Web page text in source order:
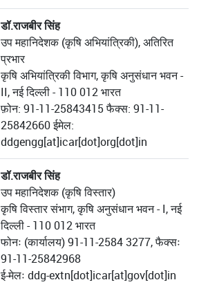
डॉ.राजबीर सिंह
उप महानिदेशक (कृषि अभियांत्रिकी), अतिरित
प्रभार
कृषि अभियांत्रिकी विभाग, कृषि अनुसंधान भवन -
II, नई दिल्ली - 110 012 भारत
फ़ोन: 91-11-25843415 फैक्स: 91-11-
25842660 ईमेल:
ddgengg[at]icar[dot]org[dot]in
डॉ.राजबीर सिंह
उप महानिदेशक (कृषि विस्तार)
कृषि विस्तार संभाग, कृषि अनुसंधान भवन - I, नई
दिल्ली - 110 012 भारत
फोनः (कार्यालय) 91-11-2584 3277, फैक्सः
91-11-25842968
ई-मेलः ddg-extn[dot]icar[at]gov[dot]in